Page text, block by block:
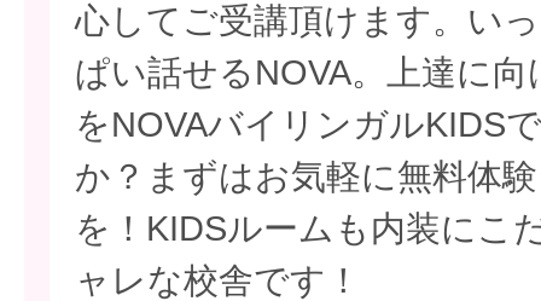
心してご受講頂けます。い
ぱい話せるNOVA。上達に
をNOVAバイリンガルKIDS
か？まずはお気軽に無料体
を！KIDSルームも内装にこ
ャレな校舎です！